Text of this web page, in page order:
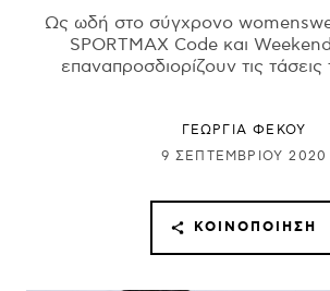
Ως ωδή στο σύγχρονο
SPORTMAX Code και
επαναπροσδιορίζουν τις
ΓΕΩΡΓΙΑ ΦΕΚΟΥ
9 ΣΕΠΤΕΜΒΡΊΟΥ 2020
ΚΟΙΝΟΠΟΊΗΣΗ